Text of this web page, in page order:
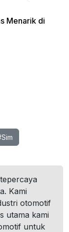
Menarik di
Kami
otomotif
utama kami
untuk